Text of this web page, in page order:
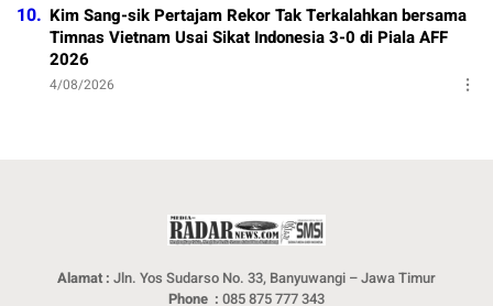
10. Kim Sang-sik Pertajam Rekor Tak Terkalahkan bersama
Timnas Vietnam Usai Sikat Indonesia 3-0 di Piala AFF
2026
4/08/2026
Alamat : Jln. Yos Sudarso No. 33, Banyuwangi – Jawa Timur
Phone : 085 875 777 343